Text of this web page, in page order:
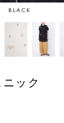
BLACK
ニック